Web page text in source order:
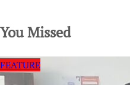
You Missed
FEATURE